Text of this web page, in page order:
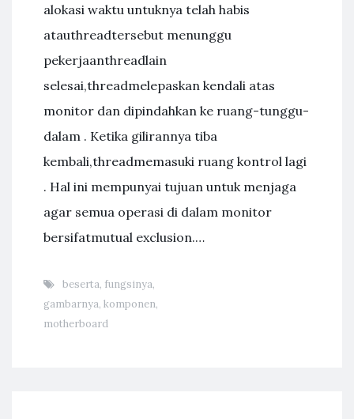
alokasi waktu untuknya telah habis
atauthreadtersebut menunggu
pekerjaanthreadlain
selesai,threadmelepaskan kendali atas
monitor dan dipindahkan ke ruang-tunggu-
dalam . Ketika gilirannya tiba
kembali,threadmemasuki ruang kontrol lagi
. Hal ini mempunyai tujuan untuk menjaga
agar semua operasi di dalam monitor
bersifatmutual exclusion.…
beserta, fungsinya,
gambarnya, komponen,
motherboard